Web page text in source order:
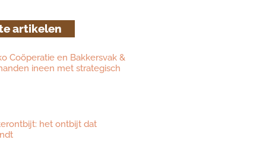
artikelen
Coöperatie en Bakkersvak &
ineen met strategisch
het ontbijt dat